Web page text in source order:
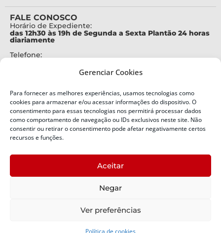
Gerenciar Cookies
Para fornecer as melhores experiências, usamos tecnologias como
cookies para armazenar e/ou acessar informações do dispositivo. O
consentimento para essas tecnologias nos permitirá processar dados
como comportamento de navegação ou IDs exclusivos neste site. Não
consentir ou retirar o consentimento pode afetar negativamente certos
recursos e funções.
Aceitar
Negar
Ver preferências
Política de cookies
FALE CONOSCO
Horário de Expediente:
das 12h30 às 19h de Segunda a Sexta Plantão 24 horas
diariamente
Telefone:
Alertas Defesa Civil:
SMS 40199
ENDEREÇO
Defesa Civil do Estado de Santa Catarina
Bairro:
Capoeiras, Florianópolis, SC
Política de Privacidade